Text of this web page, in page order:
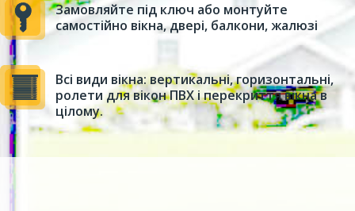
Замовляйте під ключ або монтуйте
самостійно вікна, двері, балкони, жалюзі
Всі види вікна: вертикальні, горизонтальні,
ролети для вікон ПВХ і перекриття вікна в
цілому.